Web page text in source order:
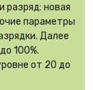
разряд: новая
параметры
Далее
100%.
от 20 до